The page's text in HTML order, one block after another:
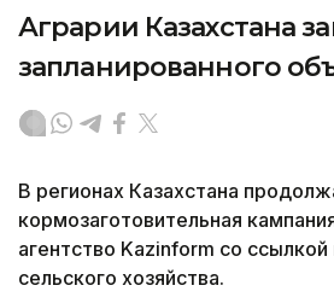
Аграрии Казахстана
запланированного
В регионах Казахстана
кормозаготовительная
агентство Kazinform со
сельского хозяйства.